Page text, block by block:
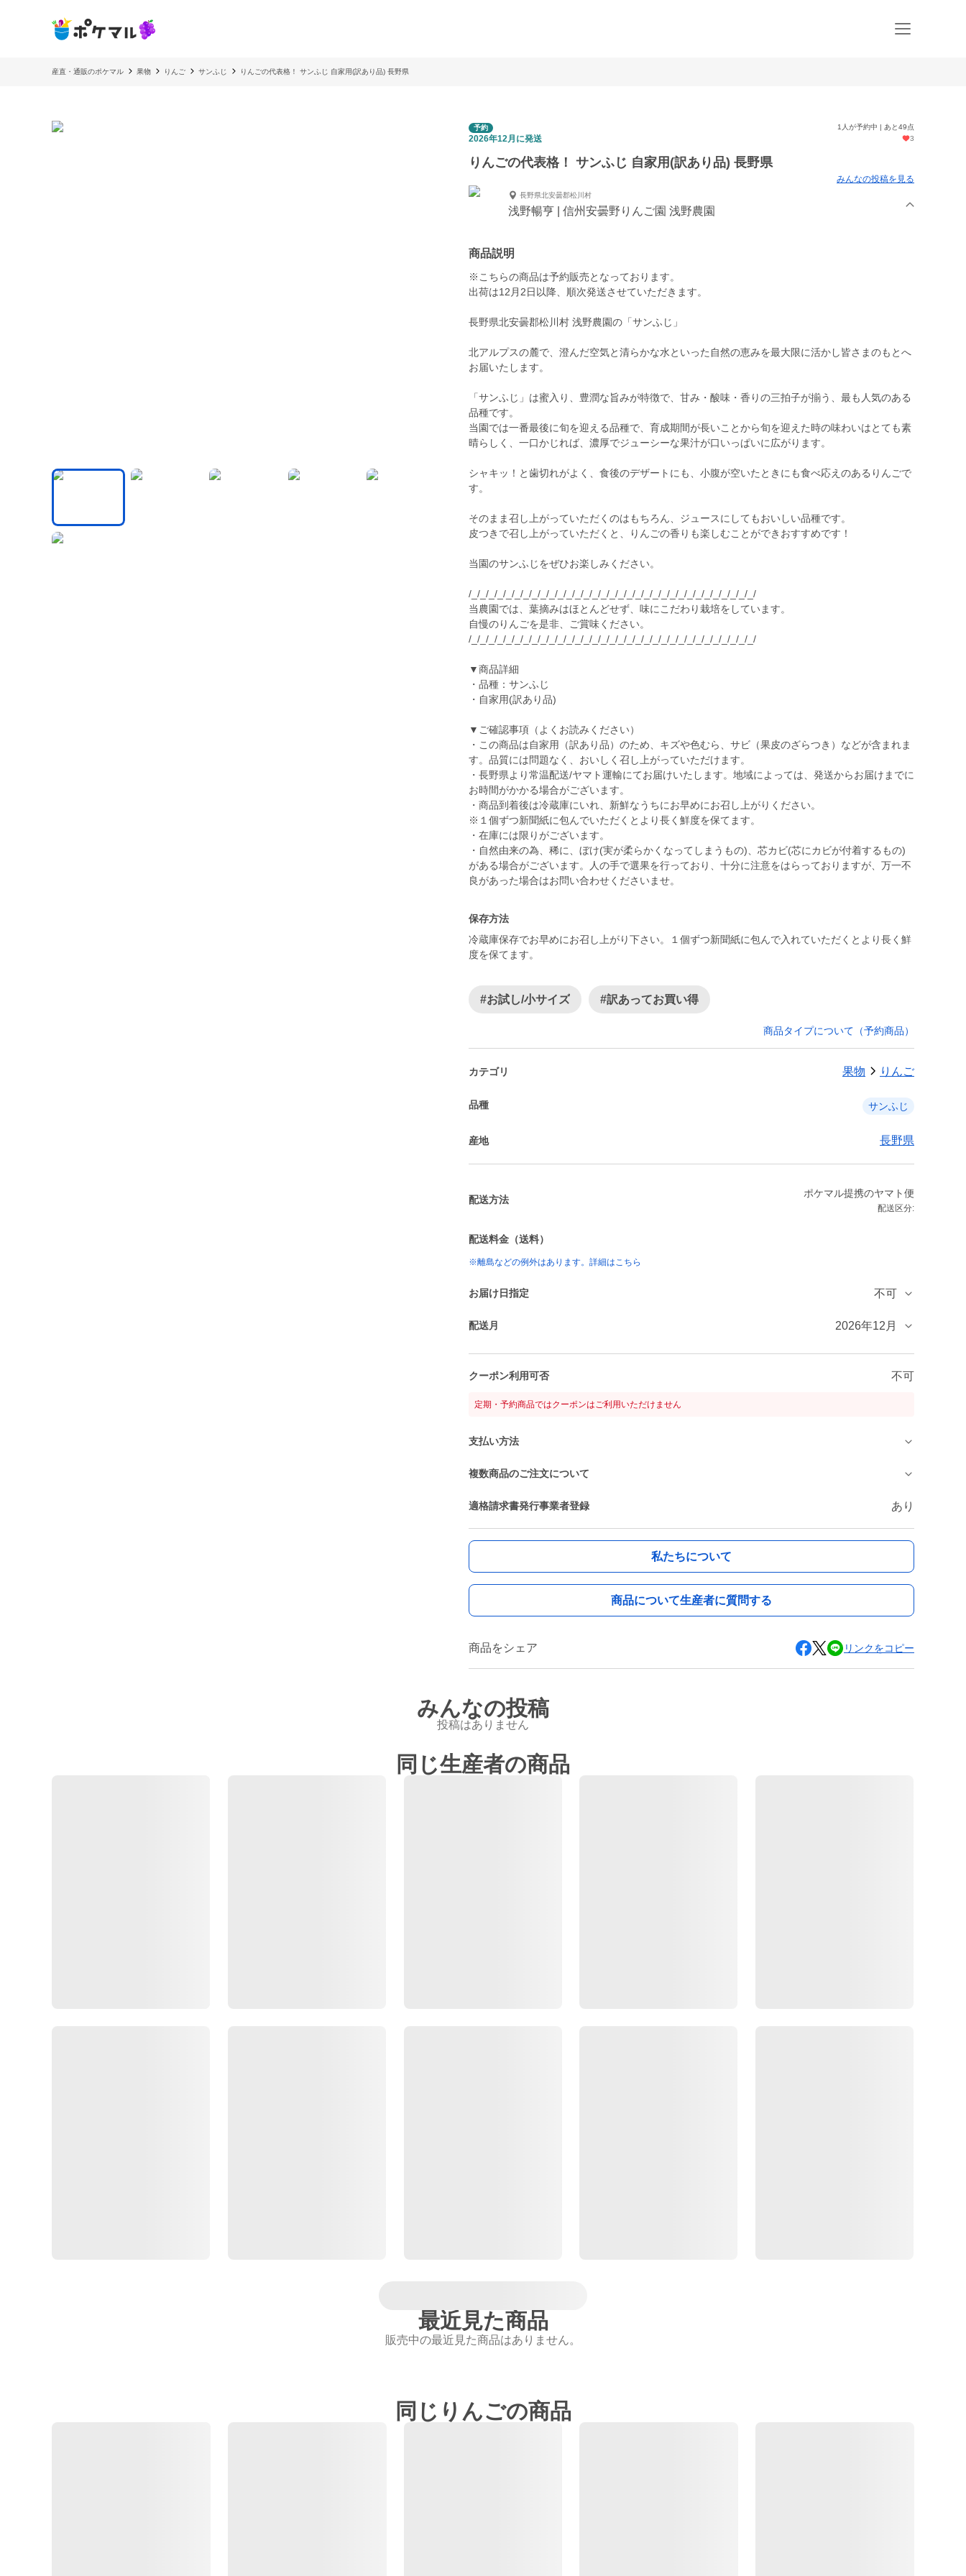
産直・通販のポケマル 果物 りんご サンふじ りんごの代表格！ サンふじ 自家用(訳あり品) 長野県
予約 1人が予約中 | あと49点
2026年12月に発送 3
りんごの代表格！ サンふじ 自家用(訳あり品) 長野県
みんなの投稿を見る
長野県北安曇郡松川村
浅野暢亨 | 信州安曇野りんご園 浅野農園
商品説明
※こちらの商品は予約販売となっております。
出荷は12月2日以降、順次発送させていただきます。
長野県北安曇郡松川村 浅野農園の「サンふじ」
北アルプスの麓で、澄んだ空気と清らかな水といった自然の恵みを最大限に活かし皆さまのもとへ
お届いたします。
「サンふじ」は蜜入り、豊潤な旨みが特徴で、甘み・酸味・香りの三拍子が揃う、最も人気のある
品種です。
当園では一番最後に旬を迎える品種で、育成期間が長いことから旬を迎えた時の味わいはとても素
晴らしく、一口かじれば、濃厚でジューシーな果汁が口いっぱいに広がります。
シャキッ！と歯切れがよく、食後のデザートにも、小腹が空いたときにも食べ応えのあるりんごで
す。
そのまま召し上がっていただくのはもちろん、ジュースにしてもおいしい品種です。
皮つきで召し上がっていただくと、りんごの香りも楽しむことができおすすめです！
当園のサンふじをぜひお楽しみください。
/_/_/_/_/_/_/_/_/_/_/_/_/_/_/_/_/_/_/_/_/_/_/_/_/_/_/_/_/_/_/_/_/_/
当農園では、葉摘みはほとんどせず、味にこだわり栽培をしています。
自慢のりんごを是非、ご賞味ください。
/_/_/_/_/_/_/_/_/_/_/_/_/_/_/_/_/_/_/_/_/_/_/_/_/_/_/_/_/_/_/_/_/_/
▼商品詳細
・品種：サンふじ
・自家用(訳あり品)
▼ご確認事項（よくお読みください）
・この商品は自家用（訳あり品）のため、キズや色むら、サビ（果皮のざらつき）などが含まれま
す。品質には問題なく、おいしく召し上がっていただけます。
・長野県より常温配送/ヤマト運輸にてお届けいたします。地域によっては、発送からお届けまでに
お時間がかかる場合がございます。
・商品到着後は冷蔵庫にいれ、新鮮なうちにお早めにお召し上がりください。
※１個ずつ新聞紙に包んでいただくとより長く鮮度を保てます。
・在庫には限りがございます。
・自然由来の為、稀に、ぼけ(実が柔らかくなってしまうもの)、芯カビ(芯にカビが付着するもの)
がある場合がございます。人の手で選果を行っており、十分に注意をはらっておりますが、万一不
良があった場合はお問い合わせくださいませ。
保存方法
冷蔵庫保存でお早めにお召し上がり下さい。１個ずつ新聞紙に包んで入れていただくとより長く鮮
度を保てます。
#お試し/小サイズ #訳あってお買い得
商品タイプについて（予約商品）
カテゴリ 果物 りんご
品種 サンふじ
産地 長野県
配送方法
ポケマル提携のヤマト便
配送区分:
配送料金（送料）
※離島などの例外はあります。詳細はこちら
お届け日指定 不可
配送月 2026年12月
クーポン利用可否 不可
定期・予約商品ではクーポンはご利用いただけません
支払い方法
複数商品のご注文について
適格請求書発行事業者登録 あり
私たちについて
商品について生産者に質問する
商品をシェア リンクをコピー
みんなの投稿
投稿はありません
同じ生産者の商品
最近見た商品
販売中の最近見た商品はありません。
同じりんごの商品